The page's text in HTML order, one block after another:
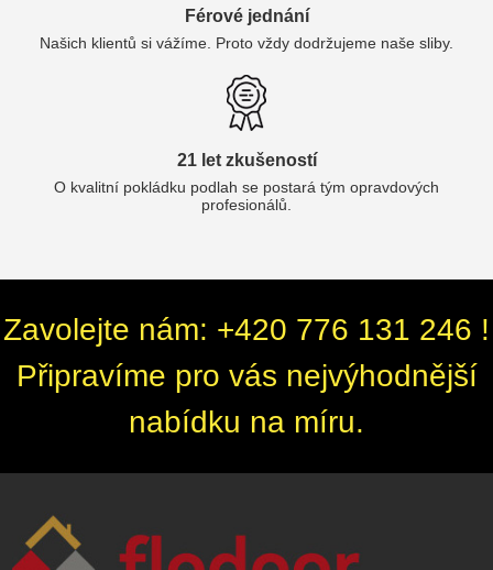
Férové jednání
Našich klientů si vážíme. Proto vždy dodržujeme naše sliby.
21 let zkušeností
O kvalitní pokládku podlah se postará tým opravdových
profesionálů.
Zavolejte nám: +420 776 131 246 !
Připravíme pro vás nejvýhodnější
nabídku na míru.